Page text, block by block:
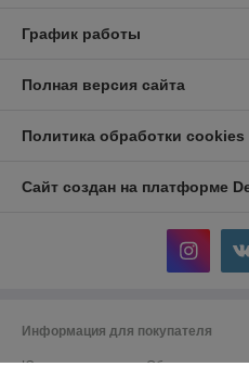
График работы
Полная версия сайта
Политика обработки cookies
Сайт создан на платформе
Информация для покупателя